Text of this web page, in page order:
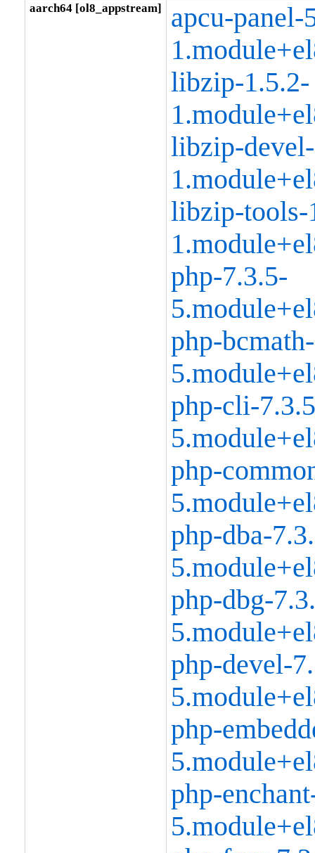
aarch64 [ol8_appstream]
apcu-panel-
libzip-1.5.2-
libzip-
libzip-tools-
php-7.3.5-
php-
php-cli-
php-
php-dba-
php-dbg-
php-devel-
php-
php-